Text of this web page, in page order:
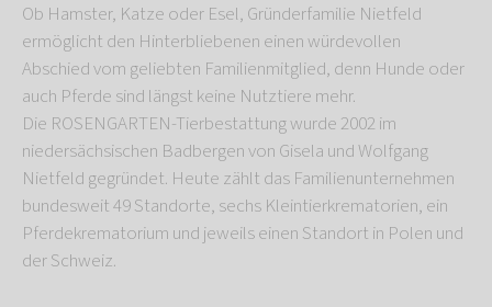
Ob Hamster, Katze oder Esel, Gründerfamilie Nietfeld
ermöglicht den Hinterbliebenen einen würdevollen
Abschied vom geliebten Familienmitglied, denn Hunde oder
auch Pferde sind längst keine Nutztiere mehr.
Die ROSENGARTEN-Tierbestattung wurde 2002 im
niedersächsischen Badbergen von Gisela und Wolfgang
Nietfeld gegründet. Heute zählt das Familienunternehmen
bundesweit 49 Standorte, sechs Kleintierkrematorien, ein
Pferdekrematorium und jeweils einen Standort in Polen und
der Schweiz.